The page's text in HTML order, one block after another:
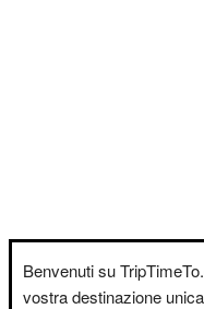
Benvenuti su
vostra destinazione